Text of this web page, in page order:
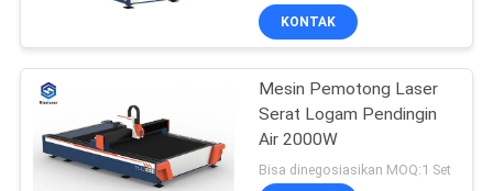
KONTAK
Mesin Pemotong Laser
Serat Logam Pendingin
Air 2000W
Bisa dinegosiasikan MOQ:1 Set